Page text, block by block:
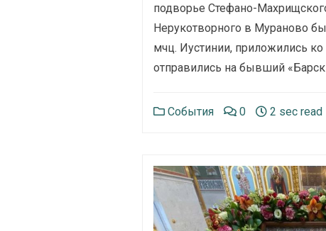
подворье Стефано-
Нерукотворного в Мураново
мчц. Иустинии, приложились
отправились на бывший
События 0 2 sec read